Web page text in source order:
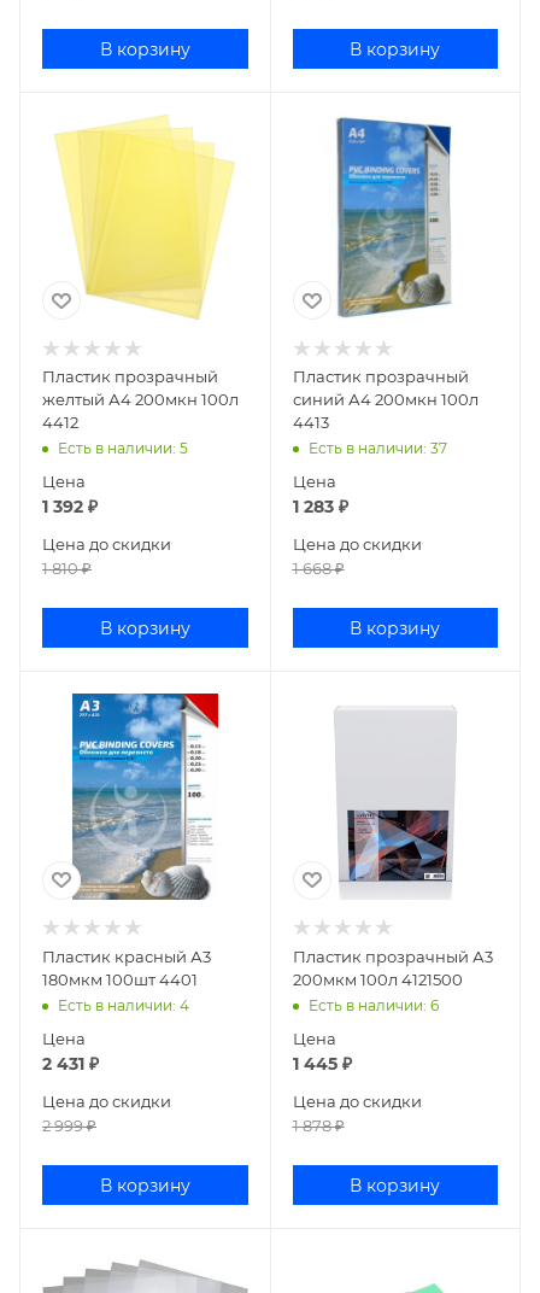
В корзину В корзину
Пластик прозрачный
желтый А4 200мкн 100л
4412
Есть в наличии: 5
Цена
1 392 ₽
Цена до скидки
1 810₽
В корзину
Пластик прозрачный
синий А4 200мкн 100л
4413
Есть в наличии: 37
Цена
1 283₽
Цена до скидки
1 668₽
В корзину
Пластик красный А3
180мкм 100шт 4401
Есть в наличии: 4
Цена
2 431 ₽
Цена до скидки
2 999₽
В корзину
Пластик прозрачный А3
200мкм 100л 4121500
Есть в наличии: 6
Цена
1 445₽
Цена до скидки
1 878₽
В корзину